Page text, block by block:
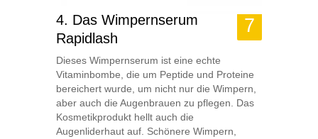
7
4. Das Wimpernserum
Rapidlash
Dieses Wimpernserum ist eine echte
Vitaminbombe, die um Peptide und Proteine
bereichert wurde, um nicht nur die Wimpern,
aber auch die Augenbrauen zu pflegen. Das
Kosmetikprodukt hellt auch die
Augenliderhaut auf. Schönere Wimpern,